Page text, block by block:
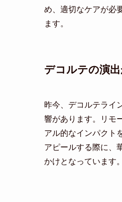
め、適切なケアが必
ます。
デコルテの演
昨今、デコルテライ
響があります。リモ
アル的なインパクト
アピールする際に、
かけとなっています。